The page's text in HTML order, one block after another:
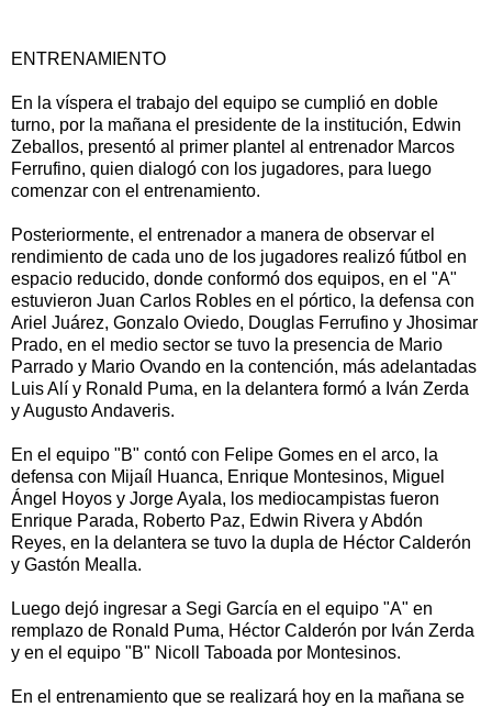
ENTRENAMIENTO
En la víspera el trabajo del equipo se cumplió en doble
turno, por la mañana el presidente de la institución, Edwin
Zeballos, presentó al primer plantel al entrenador Marcos
Ferrufino, quien dialogó con los jugadores, para luego
comenzar con el entrenamiento.
Posteriormente, el entrenador a manera de observar el
rendimiento de cada uno de los jugadores realizó fútbol en
espacio reducido, donde conformó dos equipos, en el "A"
estuvieron Juan Carlos Robles en el pórtico, la defensa con
Ariel Juárez, Gonzalo Oviedo, Douglas Ferrufino y Jhosimar
Prado, en el medio sector se tuvo la presencia de Mario
Parrado y Mario Ovando en la contención, más adelantadas
Luis Alí y Ronald Puma, en la delantera formó a Iván Zerda
y Augusto Andaveris.
En el equipo "B" contó con Felipe Gomes en el arco, la
defensa con Mijaíl Huanca, Enrique Montesinos, Miguel
Ángel Hoyos y Jorge Ayala, los mediocampistas fueron
Enrique Parada, Roberto Paz, Edwin Rivera y Abdón
Reyes, en la delantera se tuvo la dupla de Héctor Calderón
y Gastón Mealla.
Luego dejó ingresar a Segi García en el equipo "A" en
remplazo de Ronald Puma, Héctor Calderón por Iván Zerda
y en el equipo "B" Nicoll Taboada por Montesinos.
En el entrenamiento que se realizará hoy en la mañana se